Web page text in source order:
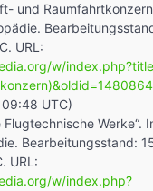
und
URL:
w/
UTC)
Flugtechnische Werke“.
Bearbeitungsstand:
URL:
w/index.php?